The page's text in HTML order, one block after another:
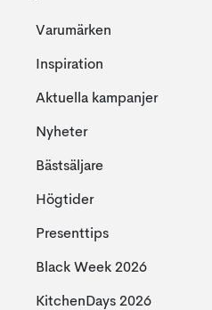
Varumärken
Inspiration
Aktuella kampanjer
Nyheter
Bästsäljare
Högtider
Presenttips
Black Week 2026
KitchenDays 2026